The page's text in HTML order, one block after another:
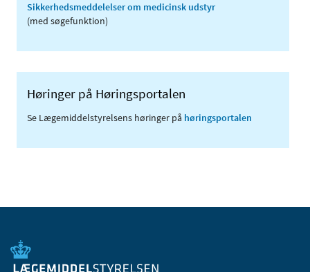
Sikkerhedsmeddelelser om medicinsk udstyr
(med søgefunktion)
Høringer på Høringsportalen
Se Lægemiddelstyrelsens høringer på høringsportalen